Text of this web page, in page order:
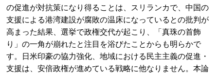
の促進が対抗策になり得ることは、スリランカで、中国の
支援による港湾建設が腐敗の温床になっているとの批判が
高まった結果、選挙で政権交代が起こり、「真珠の首飾
り」の一角が崩れたと注目を浴びたことからも明らかで
す。日米印豪の協力強化、地域における民主主義の促進・
支援は、安倍政権が進めている戦略に他なりません。本論